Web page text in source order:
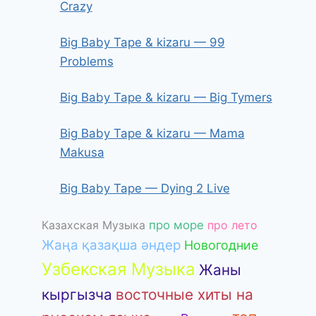
Crazy
Big Baby Tape & kizaru — 99
Problems
Big Baby Tape & kizaru — Big Tymers
Big Baby Tape & kizaru — Mama
Makusa
Big Baby Tape — Dying 2 Live
Казахская Музыка про море про лето
Жаңа қазақша әндер Новогодние
Узбекская Музыка Жаны
кыргызча восточные хиты на